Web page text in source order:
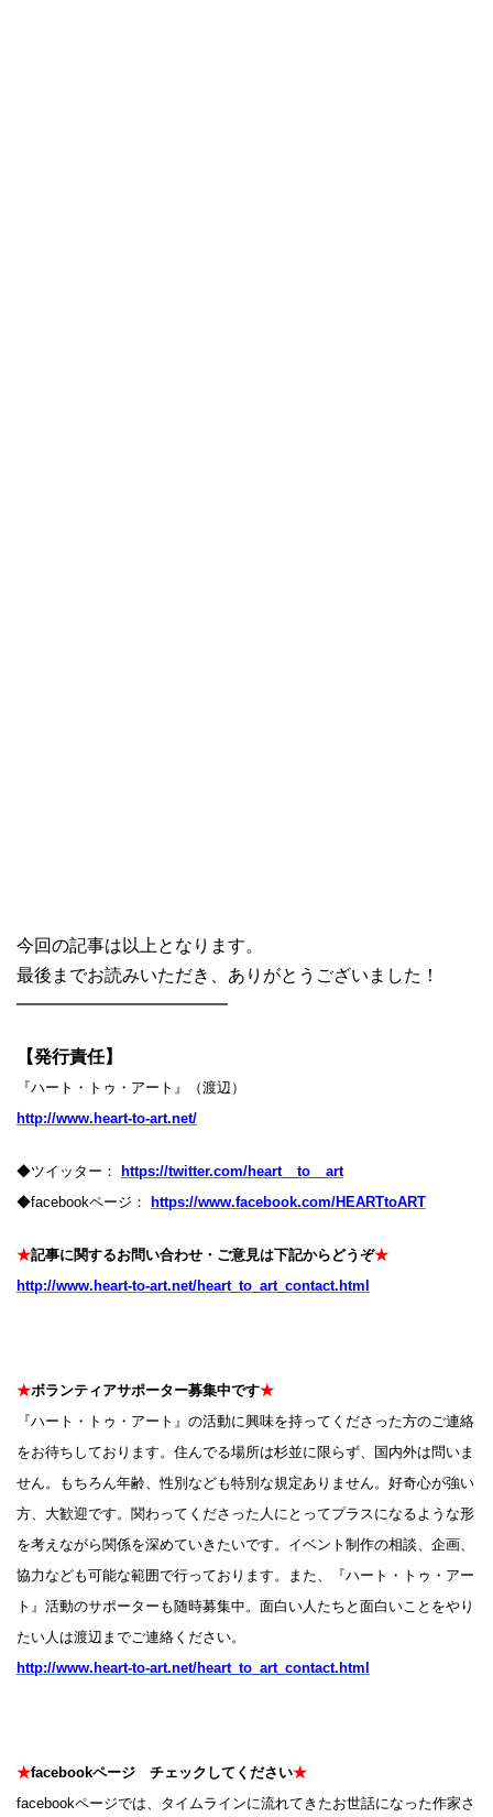
今回の記事は以上となります。
最後までお読みいただき、ありがとうございました！
━━━━━━━━━━━━
【発行責任】
『ハート・トゥ・アート』（渡辺）
http://www.heart-to-art.net/
◆ツイッター：
https://twitter.com/heart__to__art
◆facebookページ：
https://www.facebook.com/HEARTtoART
★記事に関するお問い合わせ・ご意見は下記からどうぞ★
http://www.heart-to-art.net/heart_to_art_contact.html
★ボランティアサポーター募集中です★
『ハート・トゥ・アート』の活動に興味を持ってくださった方のご連絡
をお待ちしております。住んでる場所は杉並に限らず、国内外は問いま
せん。もちろん年齢、性別なども特別な規定ありません。好奇心が強い
方、大歓迎です。関わってくださった人にとってプラスになるような形
を考えながら関係を深めていきたいです。イベント制作の相談、企画、
協力なども可能な範囲で行っております。また、『ハート・トゥ・アー
ト』活動のサポーターも随時募集中。面白い人たちと面白いことをやり
たい人は渡辺までご連絡ください。
http://www.heart-to-art.net/heart_to_art_contact.html
★facebookページ チェックしてください★
facebookページでは、タイムラインに流れてきたお世話になった作家さ